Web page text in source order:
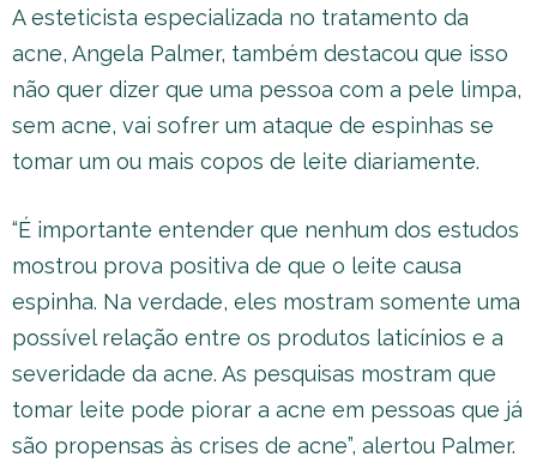
A esteticista especializada no tratamento da
acne, Angela Palmer, também destacou que isso
não quer dizer que uma pessoa com a pele limpa,
sem acne, vai sofrer um ataque de espinhas se
tomar um ou mais copos de leite diariamente.
“É importante entender que nenhum dos estudos
mostrou prova positiva de que o leite causa
espinha. Na verdade, eles mostram somente uma
possível relação entre os produtos laticínios e a
severidade da acne. As pesquisas mostram que
tomar leite pode piorar a acne em pessoas que já
são propensas às crises de acne”, alertou Palmer.